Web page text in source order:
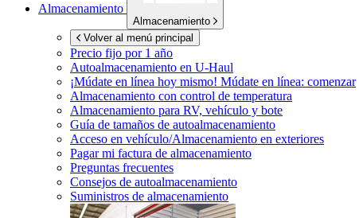
Almacenamiento
Almacenamiento
Volver al menú principal
Precio fijo por 1 año
Autoalmacenamiento en U-Haul
¡Múdate en línea hoy mismo! Múdate en línea: comenzar
Almacenamiento con control de temperatura
Almacenamiento para RV, vehículo y bote
Guía de tamaños de autoalmacenamiento
Acceso en vehículo/Almacenamiento en exteriores
Pagar mi factura de almacenamiento
Preguntas frecuentes
Consejos de autoalmacenamiento
Suministros de almacenamiento